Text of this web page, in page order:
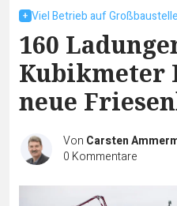
Viel Betrieb auf Großbaustelle
160
Kubikmeter
neue
Von Carsten
0 Kommentare